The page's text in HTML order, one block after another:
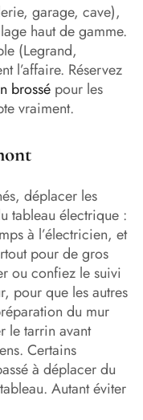
garage, cave),
haut de gamme.
(Legrand,
l’affaire. Réservez
brossé pour les
vraiment.
déplacer les
tableau électrique :
à l’électricien, et
pour de gros
ou confiez le suivi
pour que les autres
du mur
le tarrin avant
Certains
à déplacer du
Autant éviter